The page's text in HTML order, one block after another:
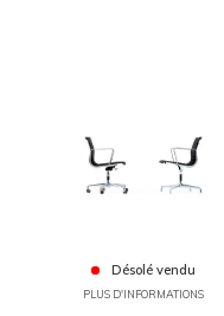
Désolé vendu
PLUS D'INFORMATIONS